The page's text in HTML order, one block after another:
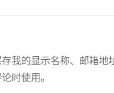
我的显示名称、邮箱地
时使用。